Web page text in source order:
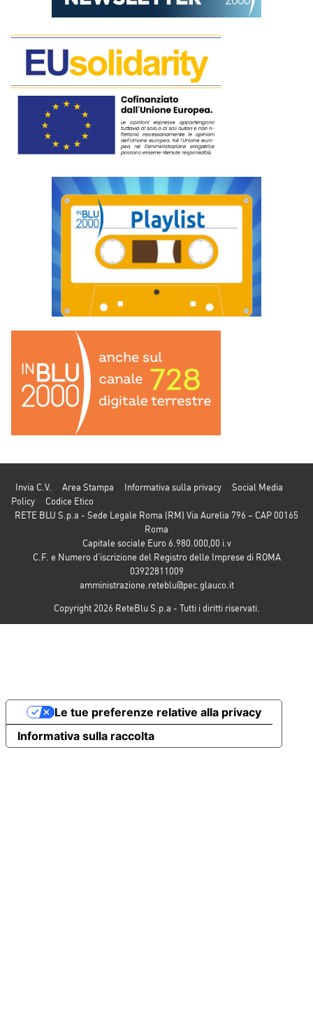
Invia C.V. Area Stampa Informativa sulla privacy
Social Media
Policy
Codice Etico
RETE BLU S.p.a - Sede Legale Roma (RM) Via Aurelia 796 – CAP 00165
Roma
Capitale sociale Euro 6.980.000,00 i.v
C.F. e Numero d’iscrizione del Registro delle Imprese di ROMA
03922811009
amministrazione.reteblu@pec.glauco.it
Copyright 2026 ReteBlu S.p.a - Tutti i diritti riservati.
Informativa sulla raccolta
Le tue preferenze relative alla privacy